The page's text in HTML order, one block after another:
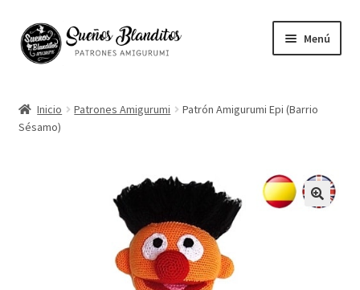
Ir
a
Ir
al
contenido
Menú
Contacto
Vuestros Amigurumis
Inicio Patrones Amigurumi
Patrón Amigurumi Epi (Barrio
Sésamo)